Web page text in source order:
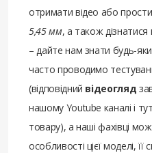
отримати відео або
5,45 мм, а також дізнатися
– дайте нам знати будь-
часто проводимо
(відповідний відеогляд
нашому Youtube каналі і
товару), а наші фахівці
особливості цієї моделі,